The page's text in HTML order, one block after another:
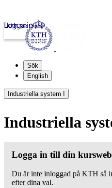
kth.se
Logga in
Sök
English
Industriella system I
Industriella
Logga in till din
Du är inte inloggad på KTH så
efter dina val.